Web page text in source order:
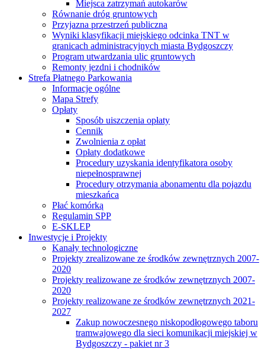
Miejsca zatrzymań autokarów
Równanie dróg gruntowych
Przyjazna przestrzeń publiczna
Wyniki klasyfikacji miejskiego odcinka TNT w
granicach administracyjnych miasta Bydgoszczy
Program utwardzania ulic gruntowych
Remonty jezdni i chodników
Strefa Płatnego Parkowania
Informacje ogólne
Mapa Strefy
Opłaty
Sposób uiszczenia opłaty
Cennik
Zwolnienia z opłat
Opłaty dodatkowe
Procedury uzyskania identyfikatora osoby
niepełnosprawnej
Procedury otrzymania abonamentu dla pojazdu
mieszkańca
Płać komórką
Regulamin SPP
E-SKLEP
Inwestycje i Projekty
Kanały technologiczne
Projekty zrealizowane ze środków zewnętrznych 2007-
2020
Projekty realizowane ze środków zewnętrznych 2007-
2020
Projekty realizowane ze środków zewnętrznych 2021-
2027
Zakup nowoczesnego niskopodłogowego taboru
tramwajowego dla sieci komunikacji miejskiej w
Bydgoszczy - pakiet nr 3